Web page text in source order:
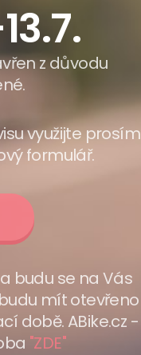
z důvodu
využijte prosím
formulář.
budu se na Vás
mít otevřeno
době. ABike.cz -
"ZDE"